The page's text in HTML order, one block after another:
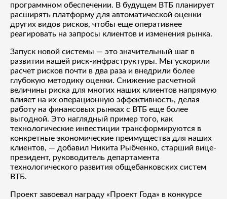
программном обеспечении. В будущем ВТБ планирует
расширять платформу для автоматической оценки
других видов рисков, чтобы еще оперативнее
реагировать на запросы клиентов и изменения рынка.
Запуск новой системы — это значительный шаг в
развитии нашей риск-инфраструктуры. Мы ускорили
расчет рисков почти в два раза и внедрили более
глубокую методику оценки. Снижение расчетной
величины риска для многих наших клиентов напрямую
влияет на их операционную эффективность, делая
работу на финансовых рынках с ВТБ еще более
выгодной. Это наглядный пример того, как
технологические инвестиции трансформируются в
конкретные экономические преимущества для наших
клиентов, — добавил Никита Рыбченко, старший вице-
президент, руководитель департамента
технологического развития общебанковских систем
ВТБ.
Проект завоевал награду «Проект Года» в конкурсе